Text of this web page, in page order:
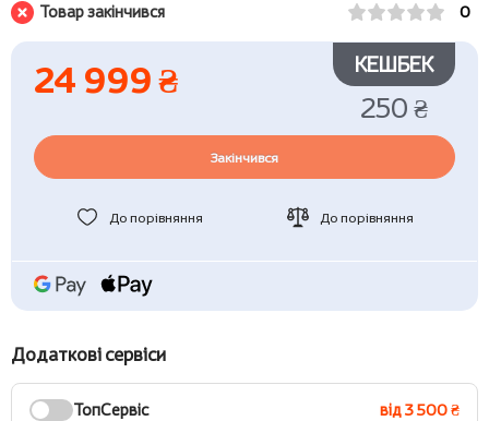
Товар закінчився 0
24 999 ₴ КЕШБЕК
250 ₴
Закінчився
До порівняння До порівняння
Додаткові сервіси
ТопСервіс від 3 500 ₴